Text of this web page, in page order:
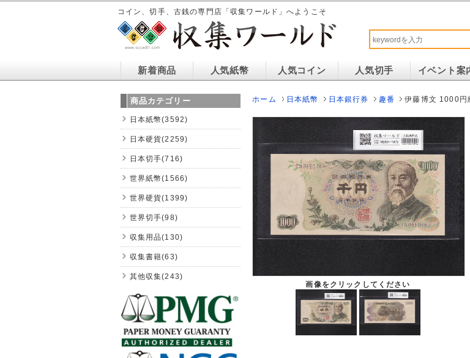
コイン、切手、古銭の専門店「収集ワールド」へようこそ
新着商品 人気紙幣 人気コイン 人気切手 イベント案
ホーム 日本紙幣 日本銀行券 趣番 伊藤博文 1000
画像をクリックしてください
商品カテゴリー
日本紙幣(3592)
日本硬貨(2259)
日本切手(716)
世界紙幣(1566)
世界硬貨(1399)
世界切手(98)
収集用品(130)
収集書籍(63)
其他収集(243)